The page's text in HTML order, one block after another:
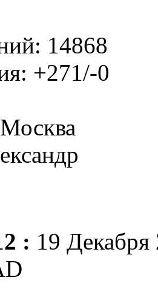
14868
+271/-0
: 19